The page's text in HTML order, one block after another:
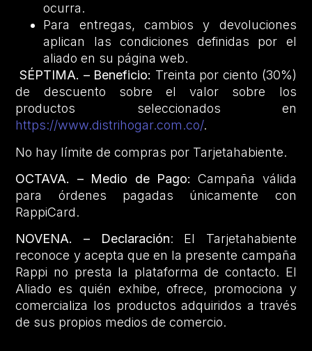
ocurra.
Para entregas, cambios y devoluciones
aplican las condiciones definidas por el
aliado en su página web.
SÉPTIMA. – Beneficio: Treinta por ciento (30%)
de descuento sobre el valor sobre los
productos seleccionados en
https://www.distrihogar.com.co/.
No hay límite de compras por Tarjetahabiente.
OCTAVA. – Medio de Pago:Campaña válida
para órdenes pagadas únicamente con
RappiCard.
NOVENA. – Declaración: El Tarjetahabiente
reconoce y acepta que en la presente campaña
Rappi no presta la plataforma de contacto. El
Aliado es quién exhibe, ofrece, promociona y
comercializa los productos adquiridos a través
de sus propios medios de comercio.